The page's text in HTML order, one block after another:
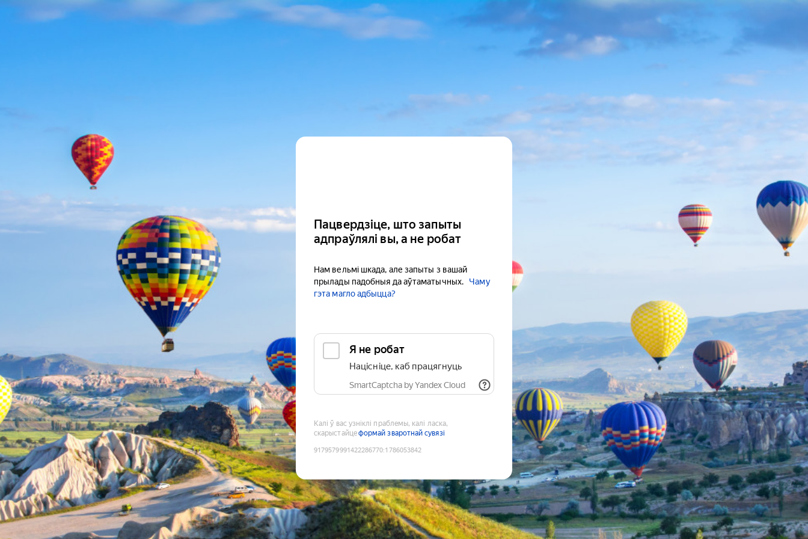
Пацвердзіце, што запыты
адпраўлялі вы, а не робат
Нам вельмі шкада, але запыты з вашай
прылады падобныя да аўтаматычных.
Чаму
гэта магло адбыцца?
Я не робат
Націсніце, каб працягнуць
SmartCaptcha by Yandex Cloud
Калі ў вас узніклі праблемы, калі ласка,
скарыстайцеформай зваротнай сувязі
9179579991422286770:1786053842